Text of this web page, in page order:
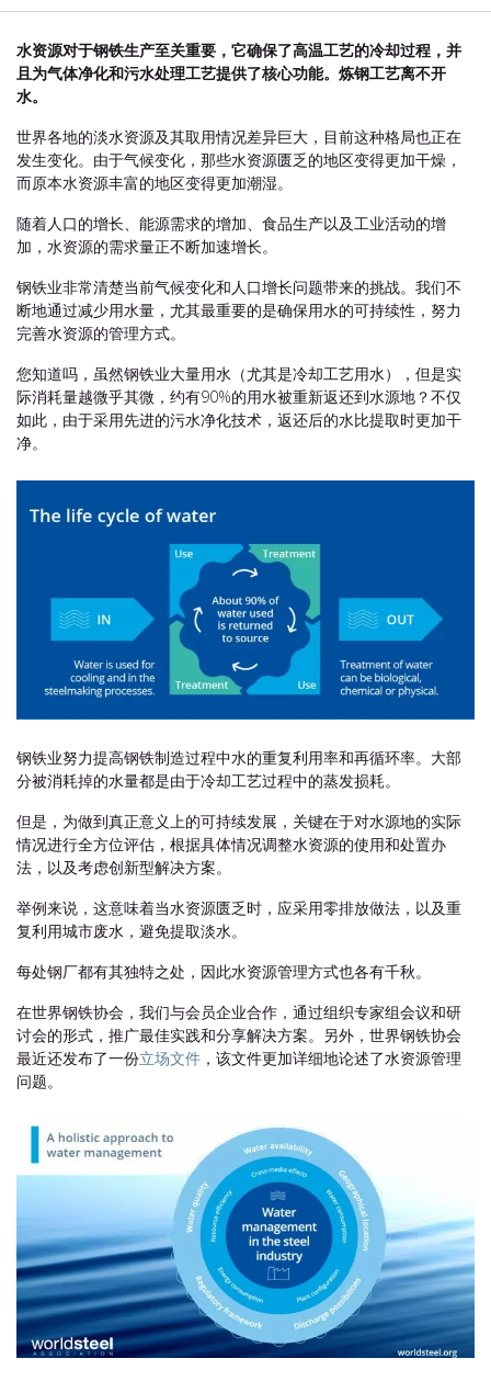
水资源对于钢铁生产至关重要，它确保了高温工艺的冷却过程，并
且为气体净化和污水处理工艺提供了核心功能。炼钢工艺离不开
水。
世界各地的淡水资源及其取用情况差异巨大，目前这种格局也正在
发生变化。由于气候变化，那些水资源匮乏的地区变得更加干燥，
而原本水资源丰富的地区变得更加潮湿。
随着人口的增长、能源需求的增加、食品生产以及工业活动的增
加，水资源的需求量正不断加速增长。
钢铁业非常清楚当前气候变化和人口增长问题带来的挑战。我们不
断地通过减少用水量，尤其最重要的是确保用水的可持续性，努力
完善水资源的管理方式。
您知道吗，虽然钢铁业大量用水（尤其是冷却工艺用水），但是实
际消耗量越微乎其微，约有90%的用水被重新返还到水源地？不仅
如此，由于采用先进的污水净化技术，返还后的水比提取时更加干
净。
钢铁业努力提高钢铁制造过程中水的重复利用率和再循环率。大部
分被消耗掉的水量都是由于冷却工艺过程中的蒸发损耗。
但是，为做到真正意义上的可持续发展，关键在于对水源地的实际
情况进行全方位评估，根据具体情况调整水资源的使用和处置办
法，以及考虑创新型解决方案。
举例来说，这意味着当水资源匮乏时，应采用零排放做法，以及重
复利用城市废水，避免提取淡水。
每处钢厂都有其独特之处，因此水资源管理方式也各有千秋。
在世界钢铁协会，我们与会员企业合作，通过组织专家组会议和研
讨会的形式，推广最佳实践和分享解决方案。另外，世界钢铁协会
最近还发布了一份立场文件 ，该文件更加详细地论述了水资源管理
问题。